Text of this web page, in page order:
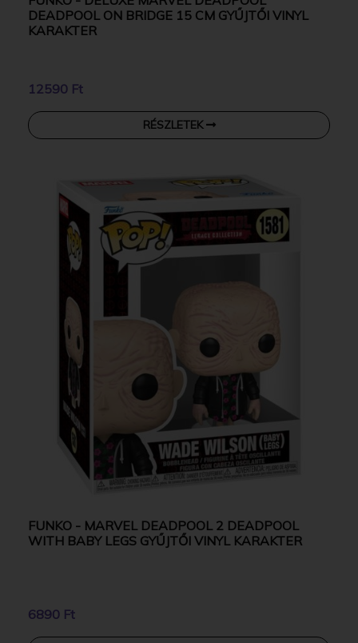
DEADPOOL ON BRIDGE 15 CM GYŰJTŐI VINYL
KARAKTER
12590 Ft
RÉSZLETEK
FUNKO - MARVEL DEADPOOL 2 DEADPOOL
WITH BABY LEGS GYŰJTŐI VINYL KARAKTER
6890 Ft